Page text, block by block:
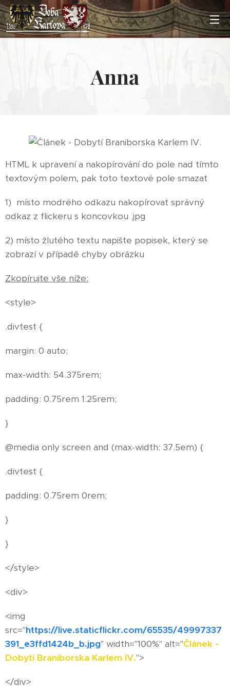
Anna
HTML k upravení a nakopírování do pole nad tímto
textovým polem, pak toto textové pole smazat
1) místo modrého odkazu nakopírovat správný
odkaz z flickeru s koncovkou .jpg
2) místo žlutého textu napište popisek, který se
zobrazí v případě chyby obrázku
Zkopírujte vše níže:
<style>
.divtest {
margin: 0 auto;
max-width: 54.375rem;
padding: 0.75rem 1.25rem;
}
@media only screen and (max-width: 37.5em) {
.divtest {
padding: 0.75rem 0rem;
}
}
</style>
<div>
<img
src="https://live.staticflickr.com/65535/49997337
391_e3ffd1424b_b.jpg" width="100%" alt="Článek -
Dobytí Braniborska Karlem IV.">
</div>